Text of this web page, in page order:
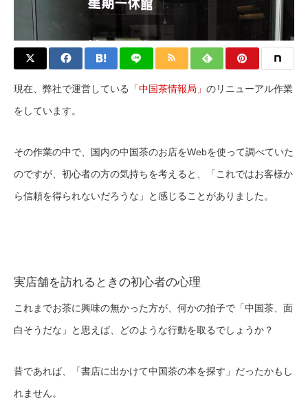
現在、弊社で運営している 「中国茶情報局」 のリニューアル作業
をしています。
その作業の中で、国内の中国茶のお店をWebを使って調べていた
のですが、初心者の方の気持ちを考えると、「これではお客様か
ら信頼を得られないだろうな」と感じることがありました。
実店舗を訪れるときの初心者の心理
これまでお茶に興味の無かった方が、何かの拍子で「中国茶、面
白そうだな」と思えば、どのような行動を取るでしょうか？
昔であれば、「書店に出かけて中国茶の本を探す」だったかもし
れません。